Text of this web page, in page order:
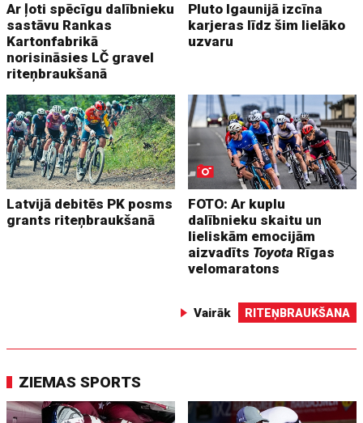
Ar ļoti spēcīgu dalībnieku
sastāvu Rankas
Kartonfabrikā
norisināsies LČ gravel
riteņbraukšanā
Pluto Igaunijā izcīna
karjeras līdz šim lielāko
uzvaru
Latvijā debitēs PK posms
grants riteņbraukšanā
FOTO: Ar kuplu
dalībnieku skaitu un
lieliskām emocijām
aizvadīts Toyota Rīgas
velomaratons
Vairāk RITEŅBRAUKŠANA
ZIEMAS SPORTS